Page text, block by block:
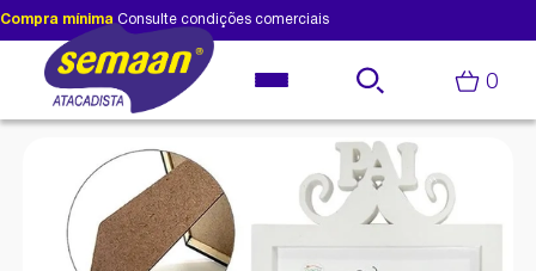
Compra mínima Consulte condições comerciais
0